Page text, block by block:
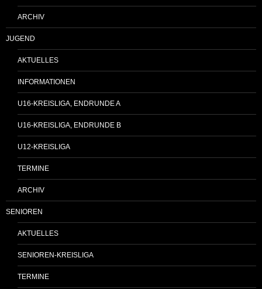
ARCHIV
JUGEND
AKTUELLES
INFORMATIONEN
U16-KREISLIGA, ENDRUNDE A
U16-KREISLIGA, ENDRUNDE B
U12-KREISLIGA
TERMINE
ARCHIV
SENIOREN
AKTUELLES
SENIOREN-KREISLIGA
TERMINE